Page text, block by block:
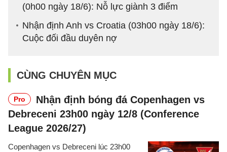
(0h00 ngày 18/6): Nỗ lực giành 3 điểm
Nhận định Anh vs Croatia (03h00 ngày 18/6):
Cuộc đối đầu duyên nợ
CÙNG CHUYÊN MỤC
Pro
Nhận định bóng đá Copenhagen vs
Debreceni 23h00 ngày 12/8 (Conference
League 2026/27)
Copenhagen vs Debreceni lúc 23h00